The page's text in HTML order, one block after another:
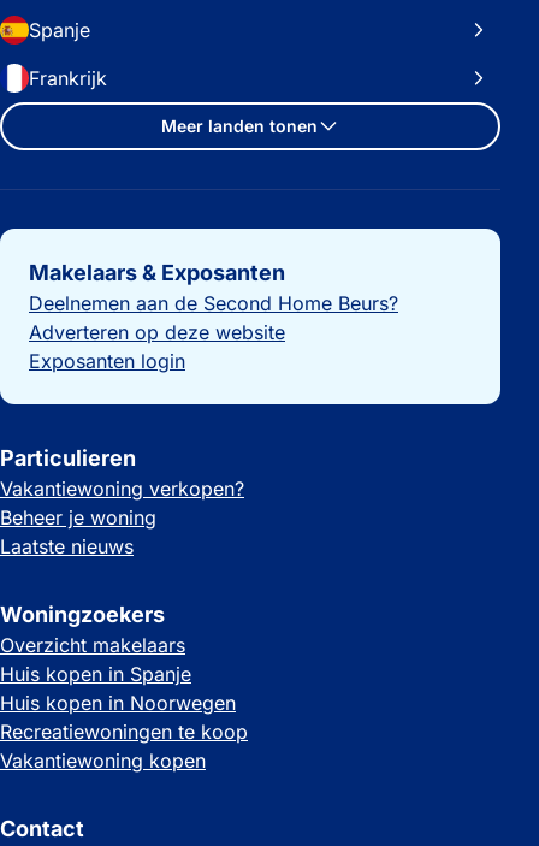
Spanje
Frankrijk
Meer landen tonen
Belangrijke links
Makelaars & Exposanten
Deelnemen aan de Second Home Beurs?
Adverteren op deze website
Exposanten login
Particulieren
Vakantiewoning verkopen?
Beheer je woning
Laatste nieuws
Woningzoekers
Overzicht makelaars
Huis kopen in Spanje
Huis kopen in Noorwegen
Recreatiewoningen te koop
Vakantiewoning kopen
Contact